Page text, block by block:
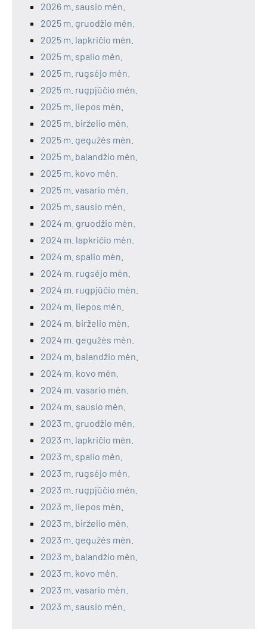
2026 m. sausio mėn.
2025 m. gruodžio mėn.
2025 m. lapkričio mėn.
2025 m. spalio mėn.
2025 m. rugsėjo mėn.
2025 m. rugpjūčio mėn.
2025 m. liepos mėn.
2025 m. birželio mėn.
2025 m. gegužės mėn.
2025 m. balandžio mėn.
2025 m. kovo mėn.
2025 m. vasario mėn.
2025 m. sausio mėn.
2024 m. gruodžio mėn.
2024 m. lapkričio mėn.
2024 m. spalio mėn.
2024 m. rugsėjo mėn.
2024 m. rugpjūčio mėn.
2024 m. liepos mėn.
2024 m. birželio mėn.
2024 m. gegužės mėn.
2024 m. balandžio mėn.
2024 m. kovo mėn.
2024 m. vasario mėn.
2024 m. sausio mėn.
2023 m. gruodžio mėn.
2023 m. lapkričio mėn.
2023 m. spalio mėn.
2023 m. rugsėjo mėn.
2023 m. rugpjūčio mėn.
2023 m. liepos mėn.
2023 m. birželio mėn.
2023 m. gegužės mėn.
2023 m. balandžio mėn.
2023 m. kovo mėn.
2023 m. vasario mėn.
2023 m. sausio mėn.